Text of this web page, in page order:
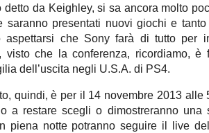
detto da Keighley, si sa ancora molto
saranno presentati nuovi giochi e tanto
aspettarsi che Sony farà di tutto per
visto che la conferenza, ricordiamo, è
dell’uscita negli U.S.A. di PS4.
quindi, è per il 14 novembre 2013 alle
a restare scegli o dimostreranno una
piena notte potranno seguire il live